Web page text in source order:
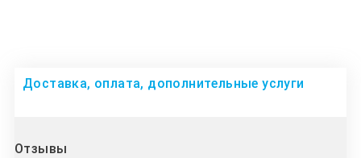
Доставка, оплата, дополнительные услуги
Отзывы